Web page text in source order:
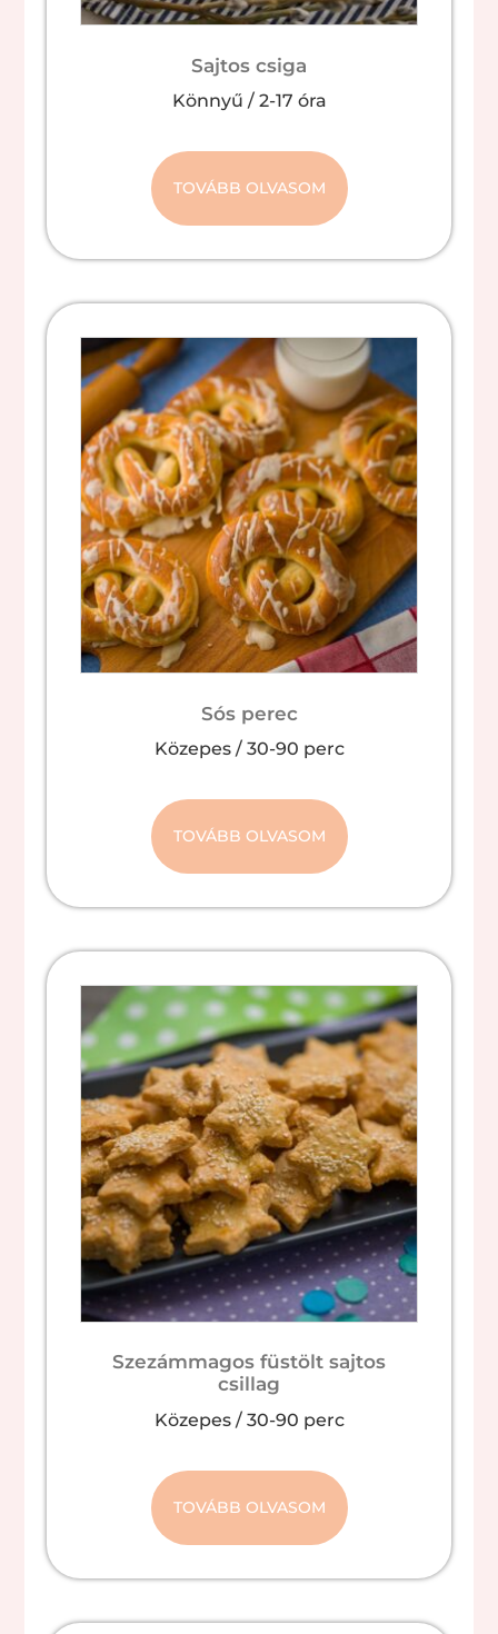
Sajtos csiga
Könnyű / 2-17 óra
TOVÁBB OLVASOM
Sós perec
Közepes/ 30-90 perc
TOVÁBB OLVASOM
Szezámmagos füstölt sajtos
csillag
Közepes/ 30-90 perc
TOVÁBB OLVASOM